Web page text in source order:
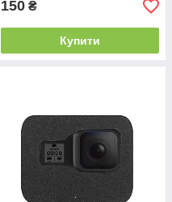
150 ₴
Купити